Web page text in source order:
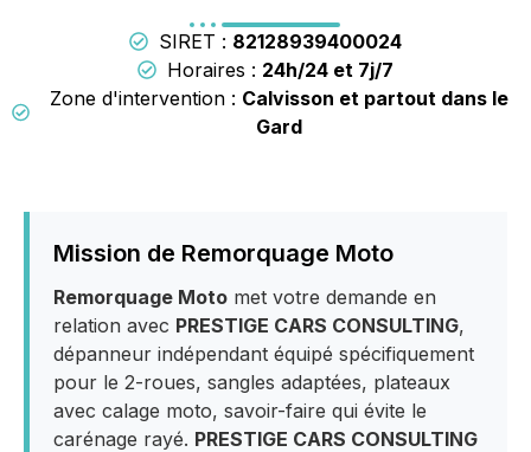
SIRET : 82128939400024
Horaires : 24h/24 et 7j/7
Zone d'intervention : Calvisson et partout dans le
Gard
Mission de Remorquage Moto
Remorquage Moto met votre demande en
relation avec PRESTIGE CARS CONSULTING,
dépanneur indépendant équipé spécifiquement
pour le 2-roues, sangles adaptées, plateaux
avec calage moto, savoir-faire qui évite le
carénage rayé. PRESTIGE CARS CONSULTING